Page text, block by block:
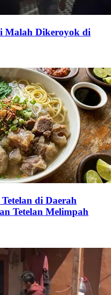
Malah Dikeroyok di
di Daerah
Tetelan Melimpah